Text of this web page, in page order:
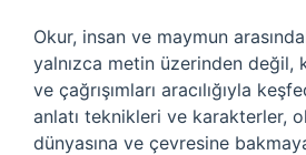
Okur, insan ve maymun
yalnızca metin üzerinden değil,
ve çağrışımları aracılığıyla
anlatı teknikleri ve karakterler,
dünyasına ve çevresine